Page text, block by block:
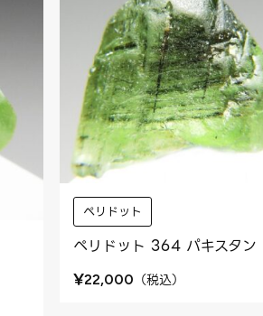
ペリドット
ペリドット 364 パキスタン
¥22,000 （税込）